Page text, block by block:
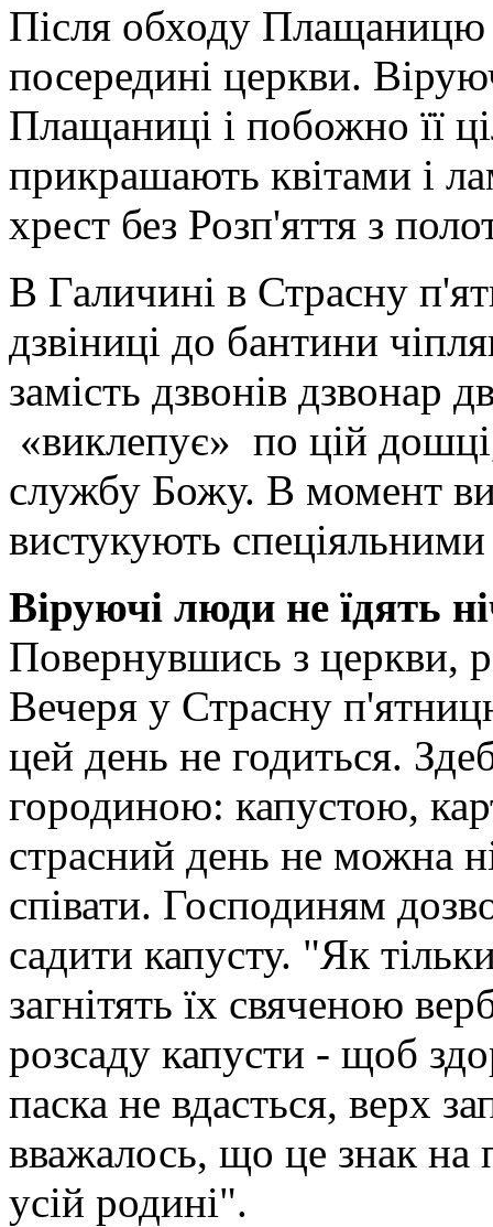
Після обходу Плащаницю
посередині церкви.
Плащаниці і побожно її
прикрашають квітами і
хрест без Розп'яття з
В Галичині в Страсну
дзвіниці до бантини
замість дзвонів дзвонар
«виклепує» по цій
службу Божу. В момент
вистукують
Віруючі люди не їдять
Повернувшись з церкви,
Вечеря у Страсну
цей день не годиться.
городиною: капустою,
страсний день не можна
співати. Господиням
садити капусту. "Як
загнітять їх свяченою
розсаду капусти - щоб
паска не вдасться, верх
вважалось, що це знак на
усій родині".